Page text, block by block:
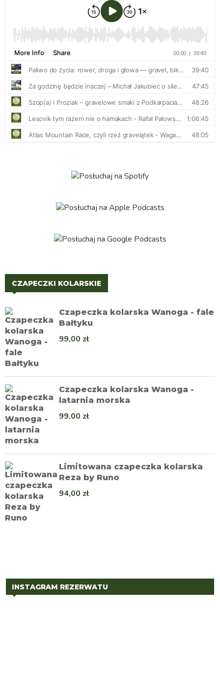
CZAPECZKI KOLARSKIE
Czapeczka kolarska Wanoga - fale
Bałtyku
99,00 zł
Czapeczka kolarska Wanoga -
latarnia morska
99,00 zł
Limitowana czapeczka kolarska
Reza by Runo
94,00 zł
INSTAGRAM REZERWATU